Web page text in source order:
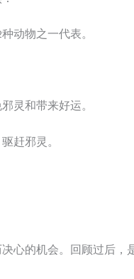
动物之一代表。
灵和带来好运。
赶邪灵。
心的机会。回顾过后，